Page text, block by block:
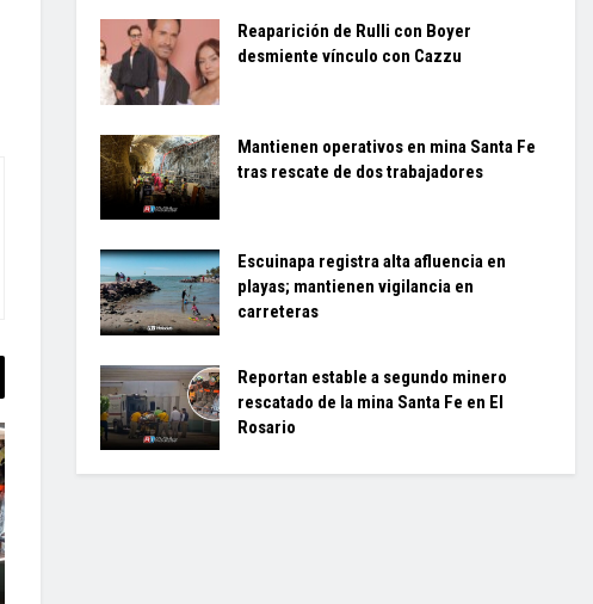
Reaparición de Rulli con Boyer
desmiente vínculo con Cazzu
Mantienen operativos en mina Santa Fe
tras rescate de dos trabajadores
Escuinapa registra alta afluencia en
playas; mantienen vigilancia en
carreteras
Reportan estable a segundo minero
rescatado de la mina Santa Fe en El
Rosario